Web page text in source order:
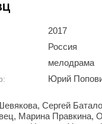
2017
Россия
мелодрама
Юрий
Сергей
Марина Правкина,